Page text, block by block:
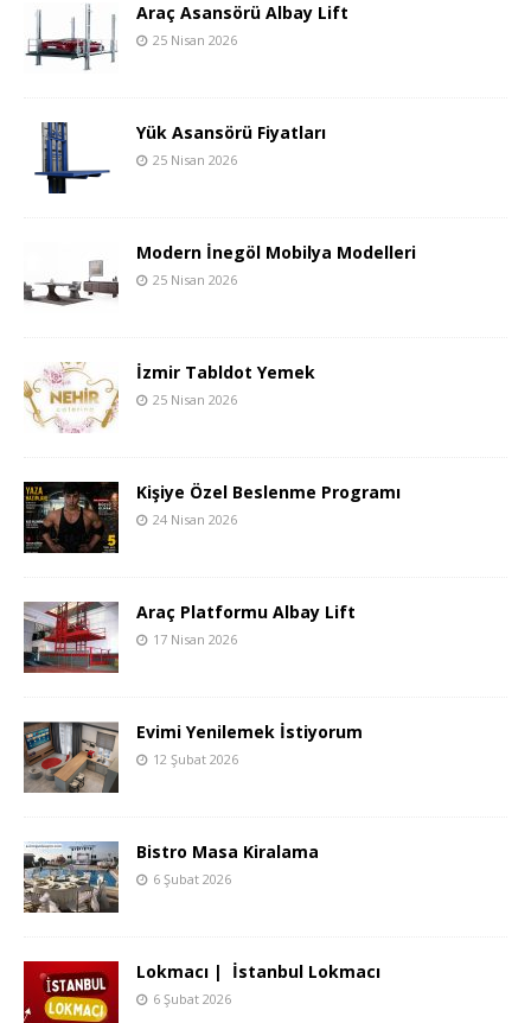
Araç Asansörü Albay Lift
25 Nisan 2026
Yük Asansörü Fiyatları
25 Nisan 2026
Modern İnegöl Mobilya Modelleri
25 Nisan 2026
İzmir Tabldot Yemek
25 Nisan 2026
Kişiye Özel Beslenme Programı
24 Nisan 2026
Araç Platformu Albay Lift
17 Nisan 2026
Evimi Yenilemek İstiyorum
12 Şubat 2026
Bistro Masa Kiralama
6 Şubat 2026
Lokmacı | İstanbul Lokmacı
6 Şubat 2026